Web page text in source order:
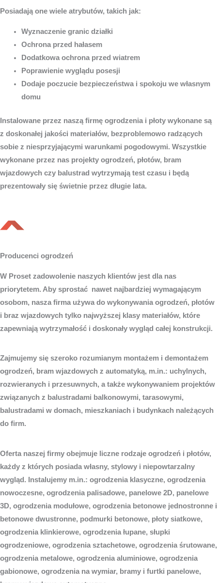
Posiadają one wiele atrybutów, takich jak:
Wyznaczenie granic działki
Ochrona przed hałasem
Dodatkowa ochrona przed wiatrem
Poprawienie wyglądu posesji
Dodaje poczucie bezpieczeństwa i spokoju we własnym
domu
Instalowane przez naszą firmę ogrodzenia i płoty wykonane są
z doskonałej jakości materiałów, bezproblemowo radzących
sobie z niesprzyjającymi warunkami pogodowymi. Wszystkie
wykonane przez nas projekty ogrodzeń, płotów, bram
wjazdowych czy balustrad wytrzymają test czasu i będą
prezentowały się świetnie przez długie lata.
Producenci ogrodzeń
W Proset zadowolenie naszych klientów jest dla nas
priorytetem. Aby sprostać nawet najbardziej wymagającym
osobom, nasza firma używa do wykonywania ogrodzeń, płotów
i braz wjazdowych tylko najwyższej klasy materiałów, które
zapewniają wytrzymałość i doskonały wygląd całej konstrukcji.
Zajmujemy się szeroko rozumianym montażem i demontażem
ogrodzeń, bram wjazdowych z automatyką, m.in.: uchylnych,
rozwieranych i przesuwnych, a także wykonywaniem projektów
związanych z balustradami balkonowymi, tarasowymi,
balustradami w domach, mieszkaniach i budynkach należących
do firm.
Oferta naszej firmy obejmuje liczne rodzaje ogrodzeń i płotów,
każdy z których posiada własny, stylowy i niepowtarzalny
wygląd. Instalujemy m.in.: ogrodzenia klasyczne, ogrodzenia
nowoczesne, ogrodzenia palisadowe, panelowe 2D, panelowe
3D, ogrodzenia modułowe, ogrodzenia betonowe jednostronne i
betonowe dwustronne, podmurki betonowe, płoty siatkowe,
ogrodzenia klinkierowe, ogrodzenia łupane, słupki
ogrodzeniowe, ogrodzenia sztachetowe, ogrodzenia śrutowane,
ogrodzenia metalowe, ogrodzenia aluminiowe, ogrodzenia
gabionowe, ogrodzenia na wymiar, bramy i furtki panelowe,